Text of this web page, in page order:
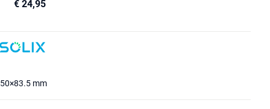
€ 24,95
mm